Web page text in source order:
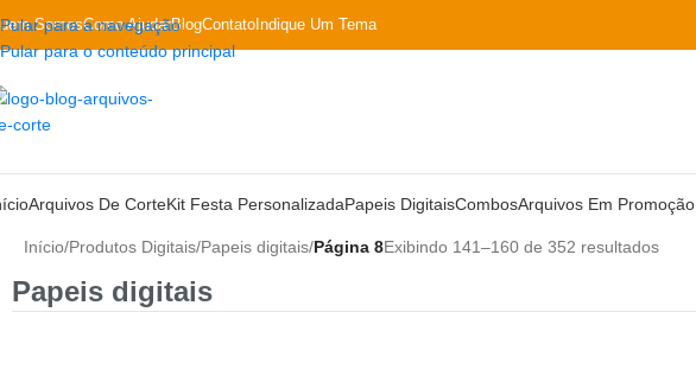
Pular para a navegação
Pular para o conteúdo principal
SomosComo AjudarBlogContato Indique Um Tema
Arquivos De CorteKit Festa PersonalizadaPapeis DigitaisCombosArquivos Em Promoção
Início/Produtos Digitais/Papeis digitais/Página 8Exibindo 141–160 de 352 resultados
Papeis digitais